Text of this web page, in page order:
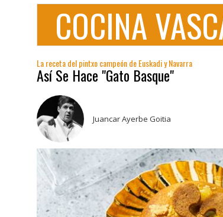
COCINA
La receta del pintxo campeón de Euskadi y Navarra
Así Se Hace "Gato Basque"
Juancar Ayerbe Goitia